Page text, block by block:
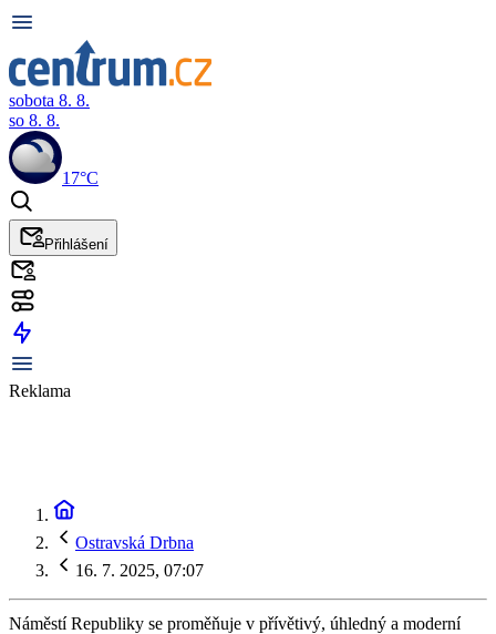
sobota 8. 8.
so 8. 8.
17°C
Přihlášení
Reklama
Ostravská Drbna
16. 7. 2025, 07:07
Náměstí Republiky se proměňuje v přívětivý, úhledný a moderní